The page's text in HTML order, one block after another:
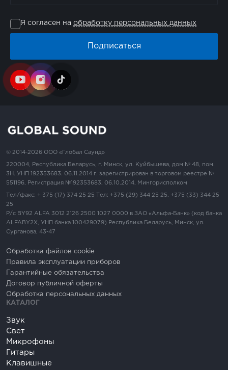
Подписаться
Я согласен на обработку персональных данных
© 2014-2026 ООО «Глобал Саунд»
220004, Республика Беларусь, г. Минск, ул. Куйбышева, дом № 48, пом.
3Н. УНП 192353683. 06.11.2014 г. зарегистрирован в торговом реестре №
551196, Регистрация №192353683, 06.10.2014, Мингорисполком
Тел/факс: + 375 (17) 374 25 25 Тел: +375 (29) 344 25 25, +375 (33) 344 25
25
Р/c BY92 ALFA 3012 2126 2500 1027 0000 в ЗАО «Альфа-Банк» (код банка
ALFABY2X, УНП банка 100429079) Республика Беларусь, Минск, ул.
Сурганова, 43-47
Обработка файлов cookie
Правила эксплуатации приборов
Гарантийные обязательства
Договор публичной оферты
Обработка персональных данных
КАТАЛОГ
Звук
Свет
Микрофоны
Гитары
Клавишные